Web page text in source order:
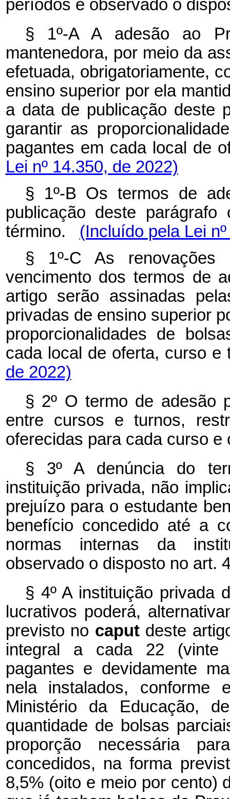
períodos e observado o
§ 1º-A A adesão ao
mantenedora, por meio da
efetuada, obrigatoriamente,
ensino superior por ela
a data de publicação deste
garantir as
pagantes em cada local de
Lei nº 14.350, de 2022)
§ 1º-B Os termos de
publicação deste
término.
(Incluído pela Lei
§ 1º-C As
vencimento dos termos de
artigo serão assinadas
privadas de ensino superior
proporcionalidades de
cada local de oferta, curso e
de 2022)
§ 2º O termo de adesão
entre cursos e turnos,
oferecidas para cada curso e
§ 3º A denúncia do
instituição privada, não
prejuízo para o estudante
benefício concedido até a
normas internas da
observado o disposto no art.
§ 4º A instituição privada
lucrativos poderá,
previsto no caput deste
integral a cada 22 (vinte
pagantes e devidamente
nela instalados, conforme
Ministério da Educação,
quantidade de bolsas
proporção necessária
concedidos, na forma
8,5% (oito e meio por cento)